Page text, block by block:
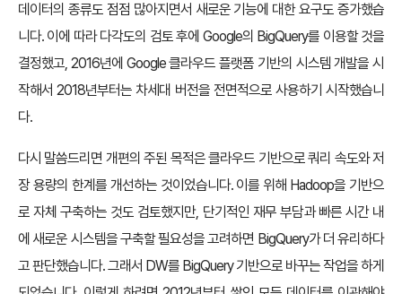
데이터의 종류도 점점 많아지면서 새로운 기능에 대한 요구도 증가했습
니다. 이에 따라 다각도의 검토 후에 Google의 BigQuery를 이용할 것을
결정했고, 2016년에 Google 클라우드 플랫폼 기반의 시스템 개발을 시
작해서 2018년부터는 차세대 버전을 전면적으로 사용하기 시작했습니
다.
다시 말씀드리면 개편의 주된 목적은 클라우드 기반으로 쿼리 속도와 저
장 용량의 한계를 개선하는 것이었습니다. 이를 위해 Hadoop을 기반으
로 자체 구축하는 것도 검토했지만, 단기적인 재무 부담과 빠른 시간 내
에 새로운 시스템을 구축할 필요성을 고려하면 BigQuery가 더 유리하다
고 판단했습니다. 그래서 DW를 BigQuery 기반으로 바꾸는 작업을 하게